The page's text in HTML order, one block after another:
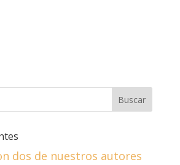
dos de nuestros autores